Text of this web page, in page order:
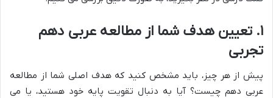
۱. تعیین هدف شما از مطالعه عربی دهم
تجربی
پیش از هر چیز، باید مشخص کنید که هدف اصلی شما از مطالعه
عربی دهم چیست؟ آیا به دنبال تقویت پایه خود هستید، یا می